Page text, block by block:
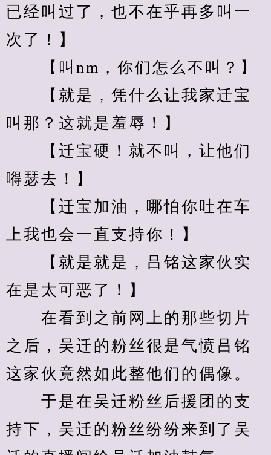
已经叫过了，也不在乎再多叫一
次了！】
【叫nm，你们怎么不叫？】
【就是，凭什么让我家迁宝
叫那？这就是羞辱！】
【迁宝硬！就不叫，让他们
嘚瑟去！】
【迁宝加油，哪怕你吐在车
上我也会一直支持你！】
【就是就是，吕铭这家伙实
在是太可恶了！】
在看到之前网上的那些切片
之后，吴迁的粉丝很是气愤吕铭
这家伙竟然如此整他们的偶像。
于是在吴迁粉丝后援团的支
持下，吴迁的粉丝纷纷来到了吴